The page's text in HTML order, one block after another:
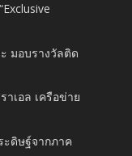
มอบรางวัลติด
เอล เครือข่าย
ดิษฐ์จากภาค